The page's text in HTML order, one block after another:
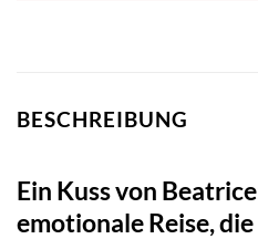
BESCHREIBUNG
Ein Kuss von
emotionale Reise,